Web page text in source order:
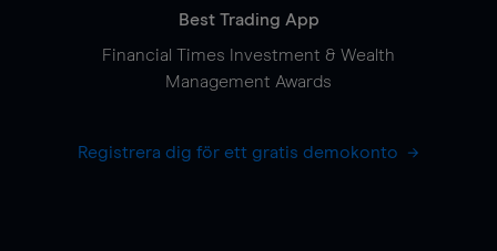
Best Trading App
Financial Times Investment & Wealth
Management Awards
Registrera dig för ett gratis demokonto